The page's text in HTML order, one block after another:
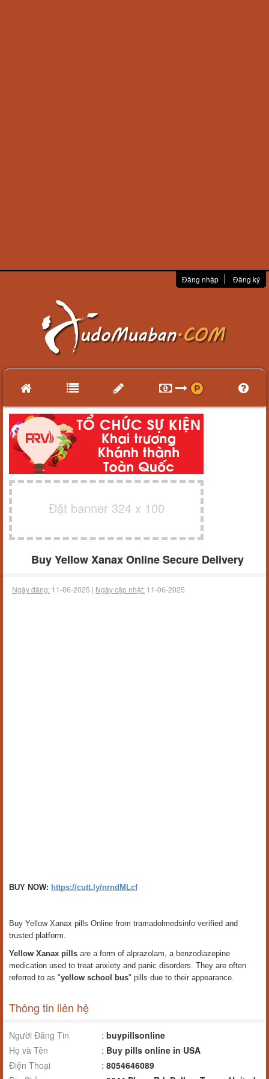
Đăng nhập Đăng ký
Đặt banner 324 x 100
Buy Yellow Xanax Online Secure Delivery
Ngày đăng: 11-06-2025 | Ngày cập nhật: 11-06-2025
BUY NOW: https://cutt.ly/nrndMLcf
Buy Yellow Xanax pills Online from tramadolmedsinfo verified and
trusted platform.
Yellow Xanax pills are a form of alprazolam, a benzodiazepine
medication used to treat anxiety and panic disorders. They are often
referred to as "yellow school bus" pills due to their appearance.
Thông tin liên hệ
Người Đăng Tin : buypillsonline
Họ và Tên
: Buy pills online in USA
Điện Thoại
: 8054646089